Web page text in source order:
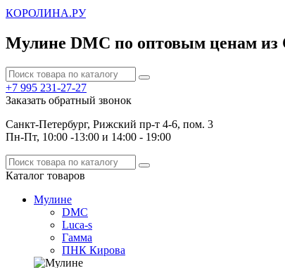
КОРОЛИНА.РУ
Мулине DMC по оптовым ценам из
+7 995 231-27-27
Заказать обратный звонок
Санкт-Петербург, Рижский пр-т 4-6, пом. 3
Пн-Пт, 10:00 -13:00 и 14:00 - 19:00
Каталог товаров
Мулине
DMC
Luca-s
Гамма
ПНК Кирова